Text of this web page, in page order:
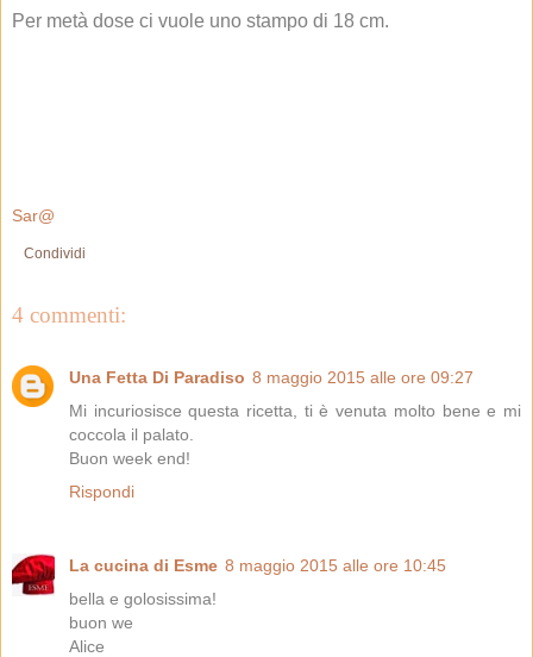
Per metà dose ci vuole uno stampo di 18 cm.
Sar@
Condividi
4 commenti:
Una Fetta Di Paradiso 8 maggio 2015 alle ore 09:27
Mi incuriosisce questa ricetta, ti è venuta molto bene e mi
coccola il palato.
Buon week end!
Rispondi
La cucina di Esme 8 maggio 2015 alle ore 10:45
bella e golosissima!
buon we
Alice